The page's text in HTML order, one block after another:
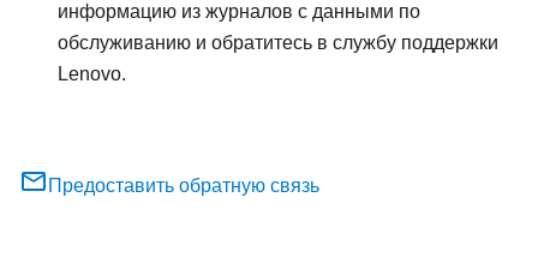
информацию из журналов с данными по
обслуживанию и обратитесь в службу поддержки
Lenovo.
Предоставить обратную связь